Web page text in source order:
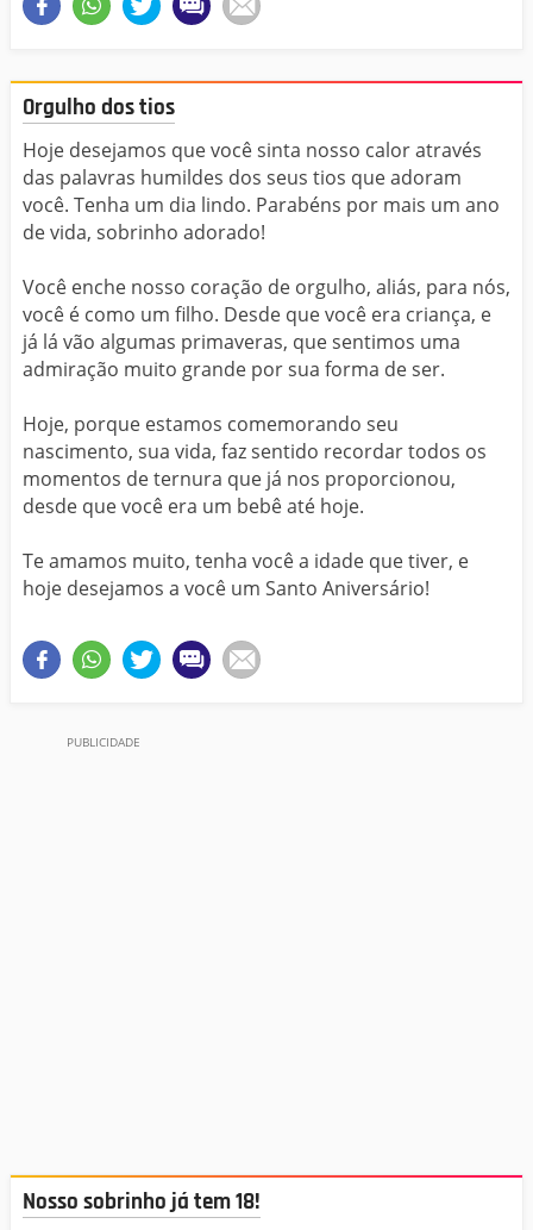
Orgulho dos tios
Hoje desejamos que você sinta nosso calor através
das palavras humildes dos seus tios que adoram
você. Tenha um dia lindo. Parabéns por mais um ano
de vida, sobrinho adorado!
Você enche nosso coração de orgulho, aliás, para nós,
você é como um filho. Desde que você era criança, e
já lá vão algumas primaveras, que sentimos uma
admiração muito grande por sua forma de ser.
Hoje, porque estamos comemorando seu
nascimento, sua vida, faz sentido recordar todos os
momentos de ternura que já nos proporcionou,
desde que você era um bebê até hoje.
Te amamos muito, tenha você a idade que tiver, e
hoje desejamos a você um Santo Aniversário!
Nosso sobrinho já tem 18!